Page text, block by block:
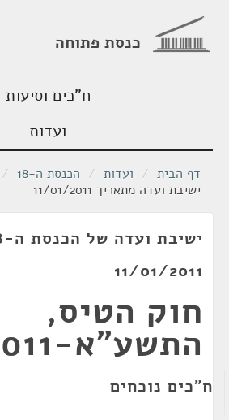
כנסת פתוחה
ח"כים וסיעות
ועדות
דף הבית / ועדות / הכנסת ה-18 /
ישיבת ועדה מתאריך 11/01/2011
11/01/2011
חוק הטיס,
התשע"א-2011
ח"כים נוכחים